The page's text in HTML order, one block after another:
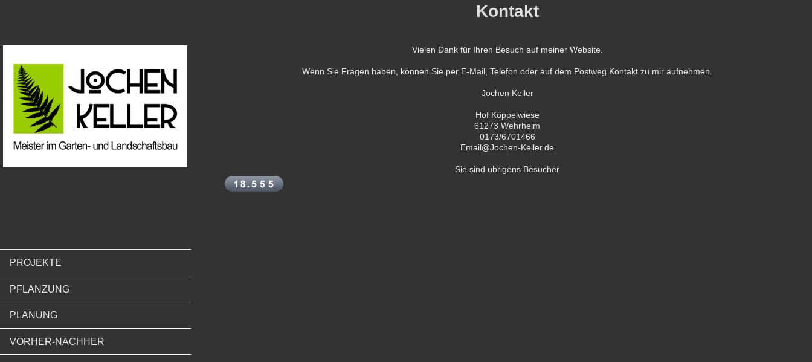
PROJEKTE
PFLANZUNG
PLANUNG
VORHER-NACHHER
Kontakt
Vielen Dank für Ihren Besuch auf meiner Website.
Wenn Sie Fragen haben, können Sie per E-Mail, Telefon oder auf dem Postweg Kontakt zu mir aufnehmen.
Jochen Keller
Hof Köppelwiese
61273 Wehrheim
0173/6701466
Email@Jochen-Keller.de
Sie sind übrigens Besucher